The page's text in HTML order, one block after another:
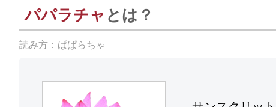
パパラチャ とは？
読み方： ぱぱらちゃ